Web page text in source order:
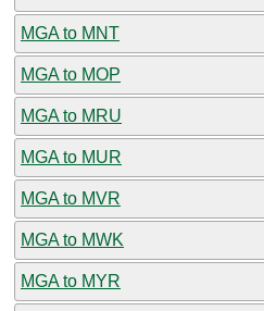
MGA to MNT
MGA to MOP
MGA to MRU
MGA to MUR
MGA to MVR
MGA to MWK
MGA to MYR